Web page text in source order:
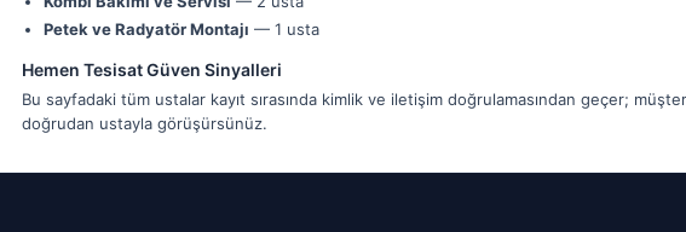
Petek ve Radyatör Montajı — 1 usta
Hemen Tesisat Güven Sinyalleri
Bu sayfadaki tüm ustalar kayıt sırasında kimlik ve iletişim doğrulamasından geçer;
doğrudan ustayla görüşürsünüz.